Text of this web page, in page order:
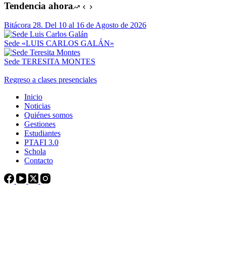
Tendencia ahora
Bitácora 28. Del 10 al 16 de Agosto de 2026
Sede «LUIS CARLOS GALÁN»
Sede TERESITA MONTES
Regreso a clases presenciales
Inicio
Noticias
Quiénes somos
Gestiones
Estudiantes
PTAFI 3.0
Schola
Contacto